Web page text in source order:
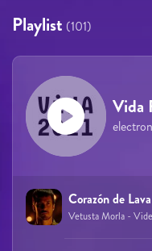
Playlist (101)
Vida
Corazón de Lava
Vetusta Morla -